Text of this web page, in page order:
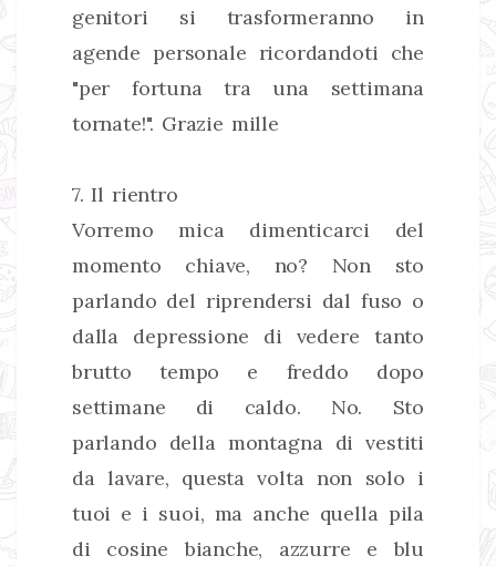
genitori si trasformeranno in
agende personale ricordandoti che
"per fortuna tra una settimana
tornate!". Grazie mille
7. Il rientro
Vorremo mica dimenticarci del
momento chiave, no? Non sto
parlando del riprendersi dal fuso o
dalla depressione di vedere tanto
brutto tempo e freddo dopo
settimane di caldo. No. Sto
parlando della montagna di vestiti
da lavare, questa volta non solo i
tuoi e i suoi, ma anche quella pila
di cosine bianche, azzurre e blu